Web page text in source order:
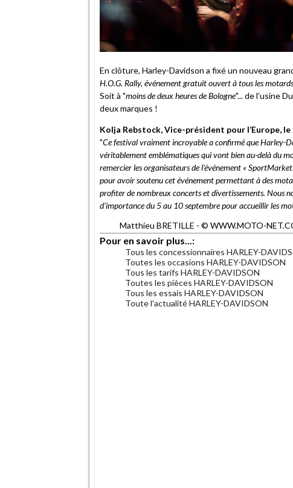
En clôture, Harley-Davidson a fixé un nouveau
H.O.G. Rally, événement gratuit ouvert à tous les
Soit à "moins de deux heures de Bologne"... de l’usine
deux marques !
Kolja Rebstock, Vice-président pour l’Europe,
"Ce festival vraiment incroyable a confirmé que Harley-
véritablement emblématiques qui vont bien au-delà du
remercier les organisateurs de l'événement «
pour avoir soutenu cet événement permettant à des
profiter de nombreux concerts et divertissements. Nous
d’importance du 5 au 10 septembre pour accueillir les
Matthieu BRETILLE - © WWW.MOTO-
Pour en savoir plus...:
Tous les concessionnaires HARLEY-
Toutes les occasions HARLEY-DAVIDSON
Tous les tarifs HARLEY-DAVIDSON
Toutes les pièces HARLEY-DAVIDSON
Tous les essais HARLEY-DAVIDSON
Toute l'actualité HARLEY-DAVIDSON